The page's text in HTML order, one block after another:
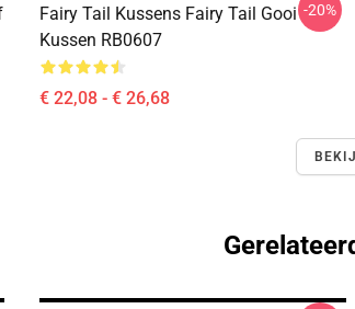
Fairy Tail Kussens Fairy Tail Gooi
Kussen RB0607
€ 22,08 - € 26,68
-20%